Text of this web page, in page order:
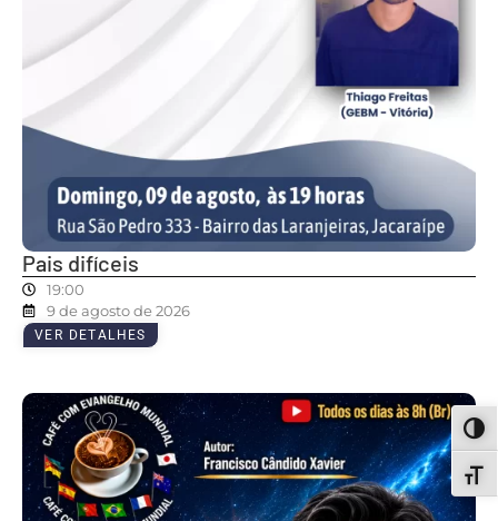
Pais difíceis
19:00
9 de agosto de 2026
VER DETALHES